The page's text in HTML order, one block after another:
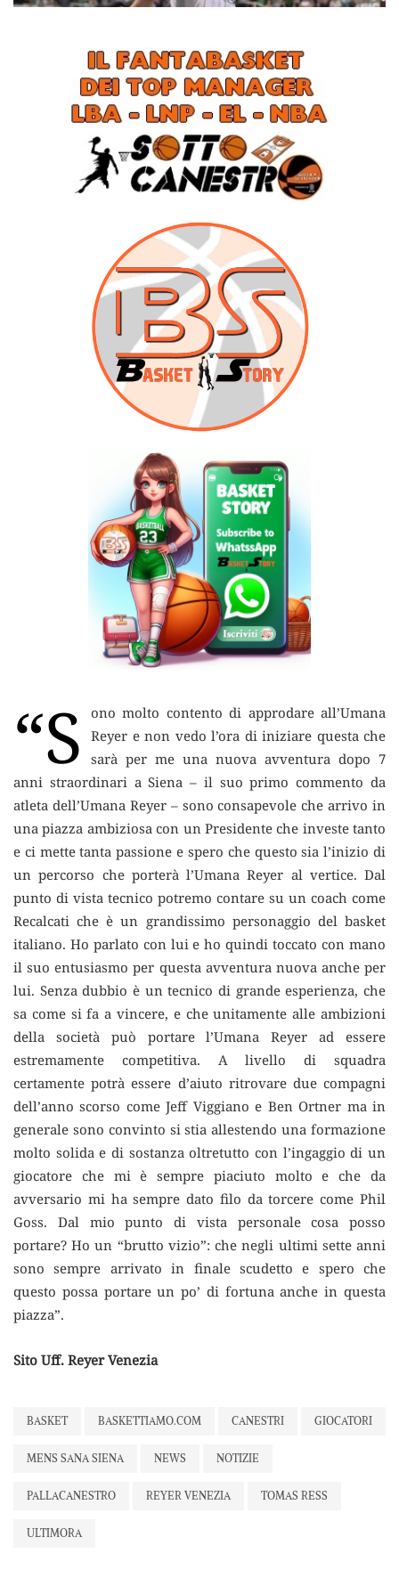
“S
ono molto contento di approdare all’Umana
Reyer e non vedo l’ora di iniziare questa che
sarà per me una nuova avventura dopo 7
anni straordinari a Siena – il suo primo commento da
atleta dell’Umana Reyer – sono consapevole che arrivo in
una piazza ambiziosa con un Presidente che investe tanto
e ci mette tanta passione e spero che questo sia l’inizio di
un percorso che porterà l’Umana Reyer al vertice. Dal
punto di vista tecnico potremo contare su un coach come
Recalcati che è un grandissimo personaggio del basket
italiano. Ho parlato con lui e ho quindi toccato con mano
il suo entusiasmo per questa avventura nuova anche per
lui. Senza dubbio è un tecnico di grande esperienza, che
sa come si fa a vincere, e che unitamente alle ambizioni
della società può portare l’Umana Reyer ad essere
estremamente competitiva. A livello di squadra
certamente potrà essere d’aiuto ritrovare due compagni
dell’anno scorso come Jeff Viggiano e Ben Ortner ma in
generale sono convinto si stia allestendo una formazione
molto solida e di sostanza oltretutto con l’ingaggio di un
giocatore che mi è sempre piaciuto molto e che da
avversario mi ha sempre dato filo da torcere come Phil
Goss. Dal mio punto di vista personale cosa posso
portare? Ho un “brutto vizio”: che negli ultimi sette anni
sono sempre arrivato in finale scudetto e spero che
questo possa portare un po’ di fortuna anche in questa
piazza”.
Sito Uff. Reyer Venezia
BASKET BASKETTIAMO.COM CANESTRI GIOCATORI
MENS SANA SIENA NEWS NOTIZIE
PALLACANESTRO REYER VENEZIA TOMAS RESS
ULTIMORA